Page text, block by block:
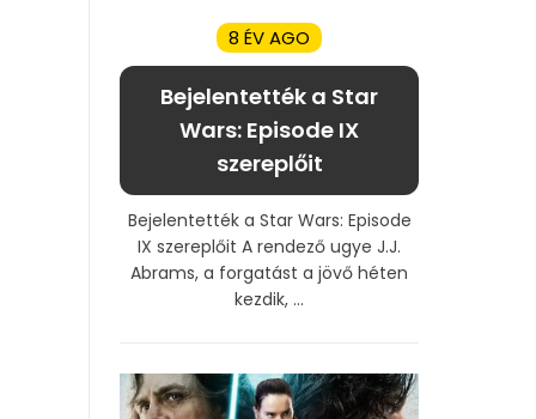
8 ÉV AGO
Bejelentették a Star
Wars: Episode IX
szereplőit
Bejelentették a Star Wars: Episode
IX szereplőit A rendező ugye J.J.
Abrams, a forgatást a jövő héten
kezdik, ...